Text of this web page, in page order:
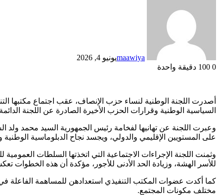
maawiyaيونيو 4, 2026
0
دقيقة واحدة
أصدرت اللجنة الوطنية لنساء حزب الإنصاف، عقب اجتماع مكتبها
السياسية الوطنية وقرارات الحزب الأخيرة الصادرة عن اللجنة
وعبرت اللجنة عن تهانيها لفخامة رئيس الجمهورية السيد محمد ولد
على المستويين الإقليمي والدولي، ويجسد نجاح الدبلوماسية الوطنية
وثمنت اللجنة الإجراءات الاجتماعية التي اتخذتها السلطات
للأسر الهشة، وزيادة الحد الأدنى للأجور، مؤكدة أن هذه الخطوات
كما أكدت عضوات المكتب التنفيذي استعدادهن للمساهمة الفاعلة في
مختلف مكونات المجتمع.